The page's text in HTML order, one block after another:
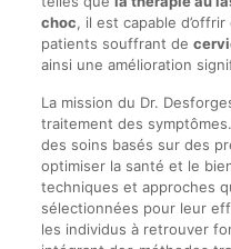
choc, il est capable
patients souffrant de
ainsi une amélioration
La mission du Dr.
traitement des
des soins basés sur des
optimiser la santé et le
techniques et approches
sélectionnées pour leur
les individus à retrouver